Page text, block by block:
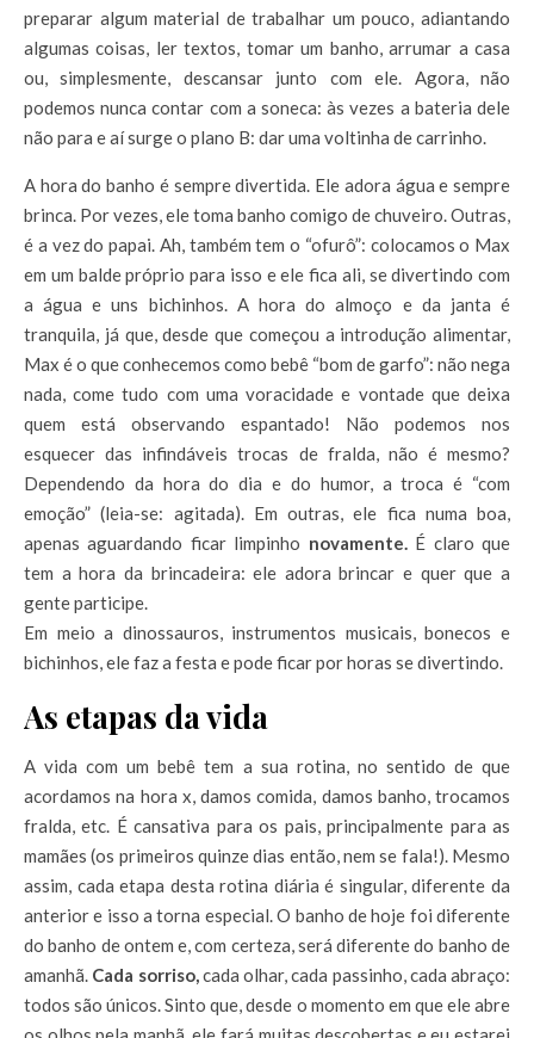
preparar algum material de trabalhar um pouco, adiantando
algumas coisas, ler textos, tomar um banho, arrumar a casa
ou, simplesmente, descansar junto com ele. Agora, não
podemos nunca contar com a soneca: às vezes a bateria dele
não para e aí surge o plano B: dar uma voltinha de carrinho.
A hora do banho é sempre divertida. Ele adora água e sempre
brinca. Por vezes, ele toma banho comigo de chuveiro. Outras,
é a vez do papai. Ah, também tem o “ofurô”: colocamos o Max
em um balde próprio para isso e ele fica ali, se divertindo com
a água e uns bichinhos. A hora do almoço e da janta é
tranquila, já que, desde que começou a introdução alimentar,
Max é o que conhecemos como bebê “bom de garfo”: não nega
nada, come tudo com uma voracidade e vontade que deixa
quem está observando espantado! Não podemos nos
esquecer das infindáveis trocas de fralda, não é mesmo?
Dependendo da hora do dia e do humor, a troca é “com
emoção” (leia-se: agitada). Em outras, ele fica numa boa,
apenas aguardando ficar limpinho novamente.É claro que
tem a hora da brincadeira: ele adora brincar e quer que a
gente participe.
Em meio a dinossauros, instrumentos musicais, bonecos e
bichinhos, ele faz a festa e pode ficar por horas se divertindo.
As etapas da vida
A vida com um bebê tem a sua rotina, no sentido de que
acordamos na hora x, damos comida, damos banho, trocamos
fralda, etc. É cansativa para os pais, principalmente para as
mamães (os primeiros quinze dias então, nem se fala!). Mesmo
assim, cada etapa desta rotina diária é singular, diferente da
anterior e isso a torna especial. O banho de hoje foi diferente
do banho de ontem e, com certeza, será diferente do banho de
amanhã. Cada sorriso,cada olhar, cada passinho, cada abraço:
todos são únicos. Sinto que, desde o momento em que ele abre